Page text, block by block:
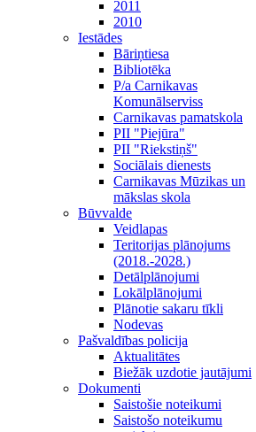
2011
2010
Iestādes
Bāriņtiesa
Bibliotēka
P/a Carnikavas
Komunālserviss
Carnikavas pamatskola
PII "Piejūra"
PII "Riekstiņš"
Sociālais dienests
Carnikavas Mūzikas un
mākslas skola
Būvvalde
Veidlapas
Teritorijas plānojums
(2018.-2028.)
Detālplānojumi
Lokālplānojumi
Plānotie sakaru tīkli
Nodevas
Pašvaldības policija
Aktualitātes
Biežāk uzdotie jautājumi
Dokumenti
Saistošie noteikumi
Saistošo noteikumu